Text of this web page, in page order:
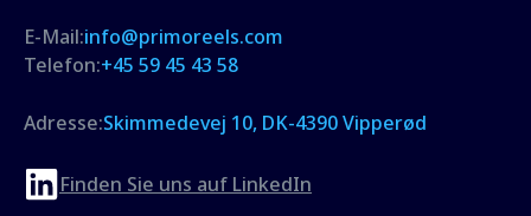
E-Mail:info@primoreels.com
Telefon:+45 59 45 43 58
Adresse:Skimmedevej 10, DK-4390 Vipperød
Finden Sie uns auf LinkedIn